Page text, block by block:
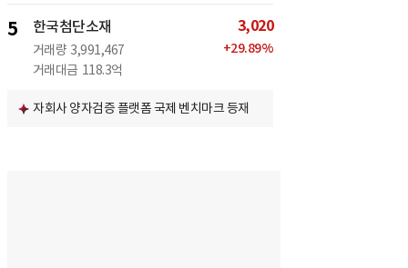
5 한국첨단소재
거래량 3,991,467
거래대금 118.3억
3,020
+29.89%
자회사 양자검증 플랫폼 국제 벤치마크 등재